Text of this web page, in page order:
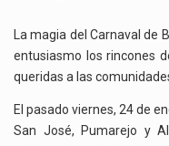
La magia del Carnaval de
entusiasmo los rincones
queridas a las
El pasado viernes, 24 de
San José, Pumarejo y